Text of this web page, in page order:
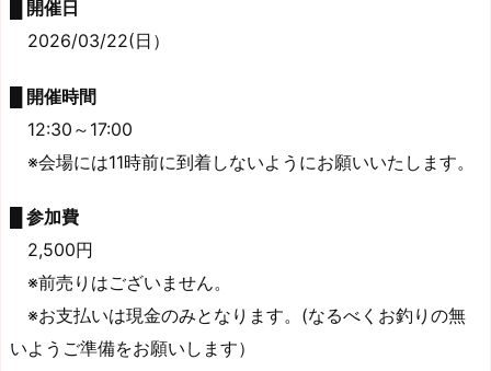
█ 開催日
2026/03/22(日）
█ 開催時間
12:30～17:00
※会場には11時前に到着しないようにお願いいたします。
参加費
2,500円
※前売りはございません。
※お支払いは現金のみとなります。(なるべくお釣りの無
いようご準備をお願いします）